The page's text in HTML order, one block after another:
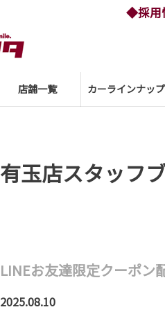
店舗一覧 カーラインナップ
◆採用
有玉店スタッフ
LINEお友達限定クーポン
2025.08.10